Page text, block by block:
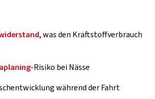
, was den Kraftstoffverbrauch
-Risiko bei Nässe
während der Fahrt